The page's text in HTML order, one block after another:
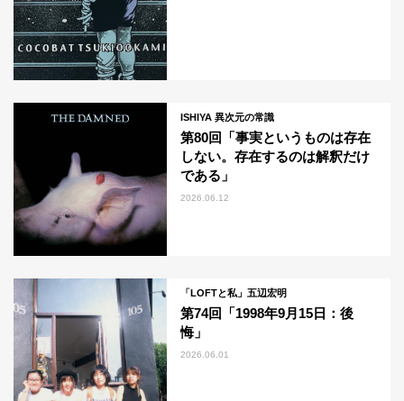
ISHIYA 異次元の常識
第80回「事実というものは存在
しない。存在するのは解釈だけ
である」
2026.06.12
「LOFTと私」五辺宏明
第74回「1998年9月15日：後
悔」
2026.06.01